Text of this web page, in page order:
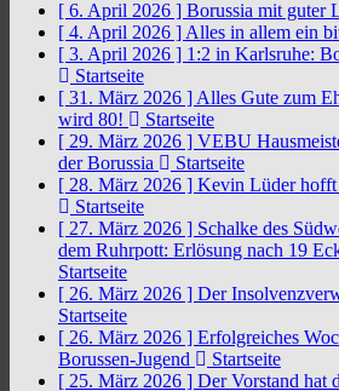
[ 6. April 2026 ] Borussia mit guter
[ 4. April 2026 ] Alles in allem ein
[ 3. April 2026 ] 1:2 in Karlsruhe:
Startseite
[ 31. März 2026 ] Alles Gute zum
wird 80!
Startseite
[ 29. März 2026 ] VEBU
der Borussia
Startseite
[ 28. März 2026 ] Kevin Lüder hofft
Startseite
[ 27. März 2026 ] Schalke des
dem Ruhrpott: Erlösung nach 19
Startseite
[ 26. März 2026 ] Der
Startseite
[ 26. März 2026 ] Erfolgreiches
Borussen-Jugend
Startseite
[ 25. März 2026 ] Der Vorstand hat